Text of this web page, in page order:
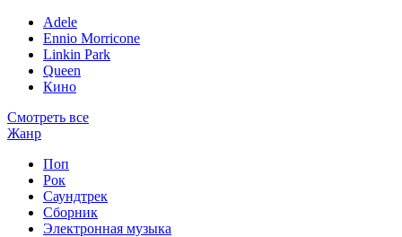
Adele
Ennio Morricone
Linkin Park
Queen
Кино
Смотреть все
Жанр
Поп
Рок
Саундтрек
Сборник
Электронная музыка